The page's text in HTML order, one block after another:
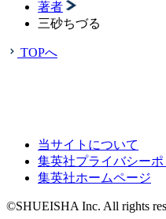
著者
三砂ちづる
TOPへ
当サイトについて
集英社プライバシーポ
集英社ホームページ
©SHUEISHA Inc. All rights